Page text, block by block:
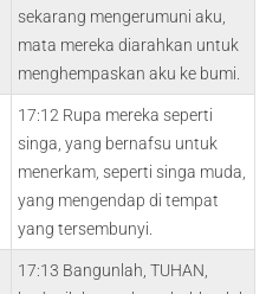
sekarang mengerumuni aku,
mata mereka diarahkan untuk
menghempaskan aku ke bumi.
17:12 Rupa mereka seperti
singa, yang bernafsu untuk
menerkam, seperti singa muda,
yang mengendap di tempat
yang tersembunyi.
17:13 Bangunlah, TUHAN,